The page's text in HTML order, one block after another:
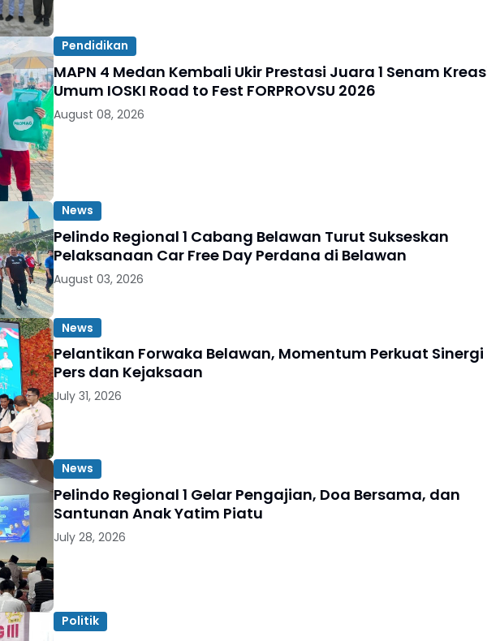
Pendidikan
MAPN 4 Medan Kembali Ukir Prestasi Juara 1 Senam Kreasi
Umum IOSKI Road to Fest FORPROVSU 2026
August 08, 2026
News
Pelindo Regional 1 Cabang Belawan Turut Sukseskan
Pelaksanaan Car Free Day Perdana di Belawan
August 03, 2026
News
Pelantikan Forwaka Belawan, Momentum Perkuat Sinergi
Pers dan Kejaksaan
July 31, 2026
News
Pelindo Regional 1 Gelar Pengajian, Doa Bersama, dan
Santunan Anak Yatim Piatu
July 28, 2026
Politik